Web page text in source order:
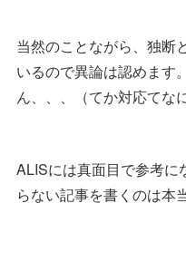
当然のことながら、独断
いるので異論は認めます
ん、、、（てか対応てなに
ALISには真面目で参考に
らない記事を書くのは本